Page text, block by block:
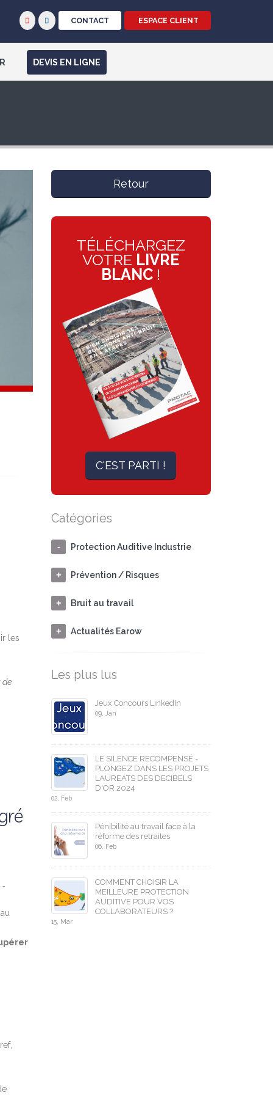
CONTACT ESPACE CLIENT
DEVIS EN LIGNE
les
de
Retour
TÉLÉCHARGEZ
VOTRE LIVRE
BLANC !
C'EST PARTI !
Catégories
Protection Auditive Industrie
Prévention / Risques
Bruit au travail
Actualités Earow
Les plus lus
Jeux Concours LinkedIn
09, Jan
LE SILENCE RECOMPENSÉ -
PLONGEZ DANS LES PROJETS
LAUREATS DES DECIBELS
D'OR 2024
02, Feb
Pénibilité au travail face à la
réforme des retraites
06, Feb
COMMENT CHOISIR LA
MEILLEURE PROTECTION
AUDITIVE POUR VOS
COLLABORATEURS ?
15, Mar